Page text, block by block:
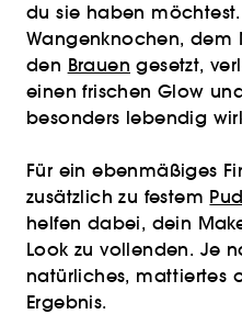
du sie haben
Wangenknochen, dem
den Brauen gesetzt,
einen frischen Glow
besonders lebendig
Für ein ebenmäßiges
zusätzlich zu festem
helfen dabei, dein
Look zu vollenden. Je
natürliches, mattiertes
Ergebnis.